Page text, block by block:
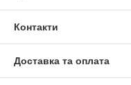
Контакти
Доставка та оплата